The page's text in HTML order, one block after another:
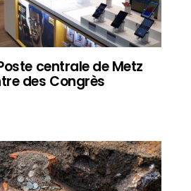
centrale de Metz
des Congrès